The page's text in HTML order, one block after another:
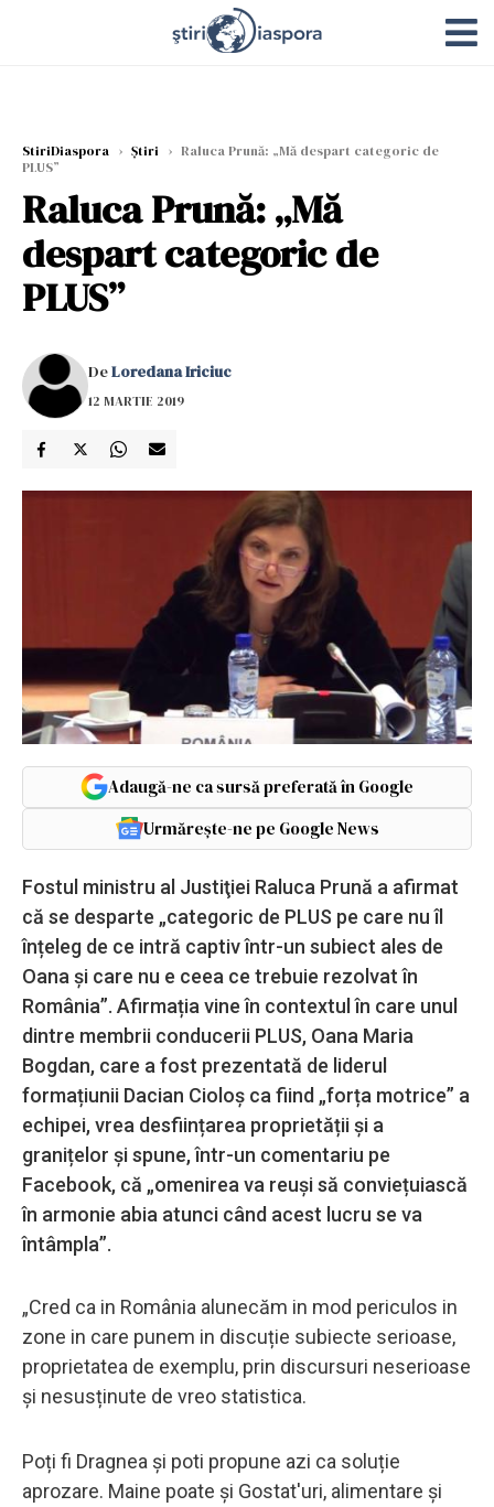
StiriDiaspora › Știri › Raluca Prună: „Mă despart categoric de
PLUS”
Raluca Prună: „Mă
despart categoric de
PLUS”
DeLoredana Iriciuc
12 MARTIE 2019
Adaugă-ne ca sursă preferată în Google
Urmărește-ne pe Google News
Fostul ministru al Justiţiei Raluca Prună a afirmat
că se desparte „categoric de PLUS pe care nu îl
înțeleg de ce intră captiv într-un subiect ales de
Oana și care nu e ceea ce trebuie rezolvat în
România”. Afirmația vine în contextul în care unul
dintre membrii conducerii PLUS, Oana Maria
Bogdan, care a fost prezentată de liderul
formațiunii Dacian Cioloș ca fiind „forța motrice” a
echipei, vrea desființarea proprietății și a
granițelor și spune, într-un comentariu pe
Facebook, că „omenirea va reuși să conviețuiască
în armonie abia atunci când acest lucru se va
întâmpla”.
„Cred ca in România alunecăm in mod periculos in
zone in care punem in discuție subiecte serioase,
proprietatea de exemplu, prin discursuri neserioase
și nesusținute de vreo statistica.
Poți fi Dragnea și poti propune azi ca soluție
aprozare. Maine poate și Gostat'uri, alimentare și